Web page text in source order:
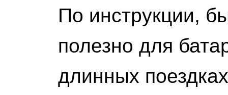
По инструкции,
полезно для
длинных